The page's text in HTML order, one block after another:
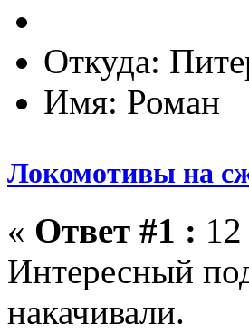
Откуда:
Имя: Роман
Локомотивы на
« Ответ #1 :
Интересный
накачивали.